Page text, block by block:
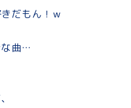
だもん！ｗ
な曲…